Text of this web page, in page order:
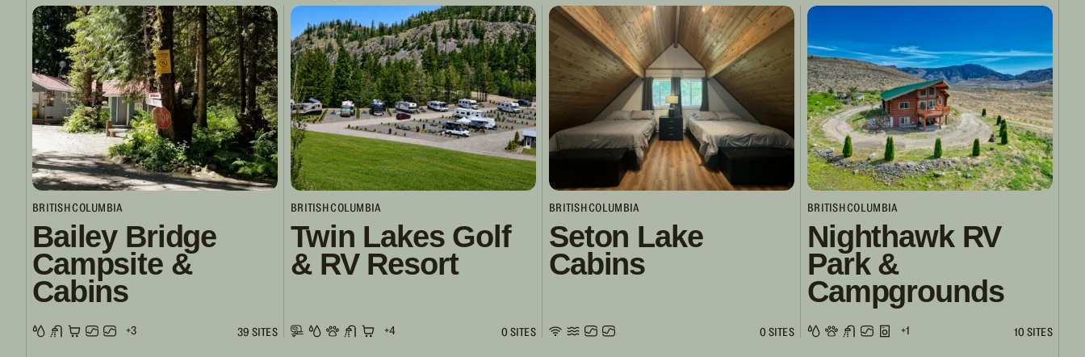
BRITISH COLUMBIA
Bailey Bridge
Campsite &
Cabins
+3 39 SITES
BRITISH COLUMBIA
Twin Lakes Golf
& RV Resort
+4 0 SITES
BRITISH COLUMBIA
Seton Lake
Cabins
0 SITES
BRITISH COLUMBIA
Nighthawk RV
Park &
Campgrounds
+1 10 SITES